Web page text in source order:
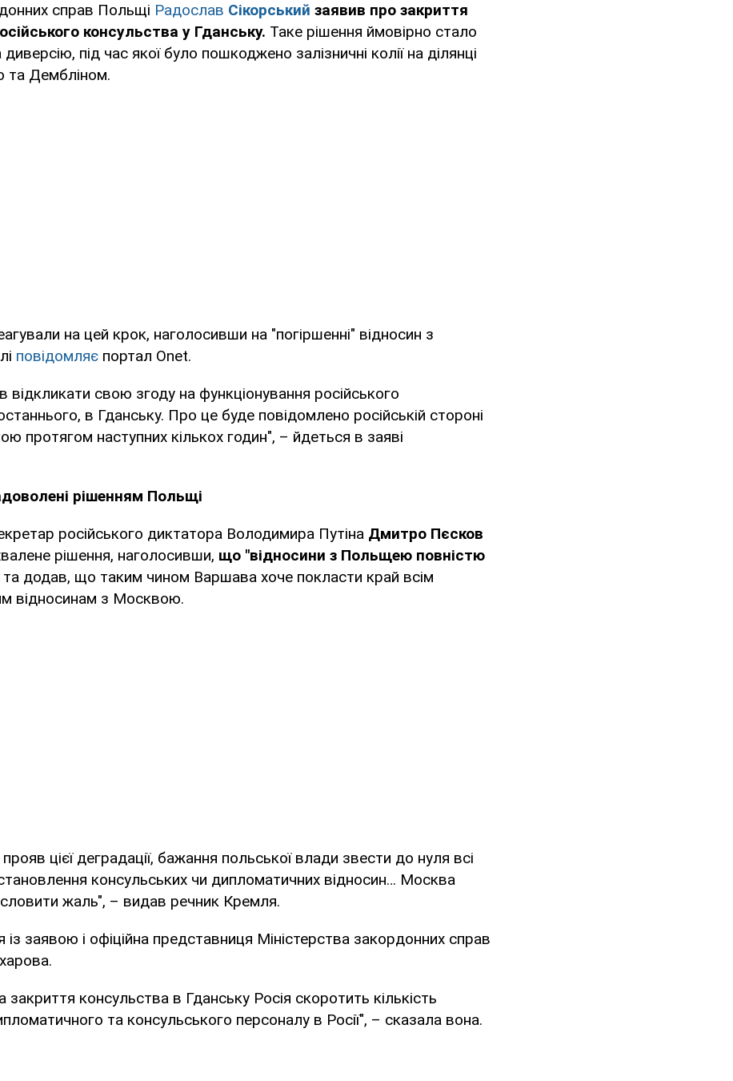
справ Польщі Радослав Сікорський заявив про закриття
консульства у Гданську. Таке рішення ймовірно стало
під час якої було пошкоджено залізничні колії на ділянці
Дембліном.
на цей крок, наголосивши на "погіршенні" відносин з
повідомляє портал Onet.
відкликати свою згоду на функціонування російського
в Гданську. Про це буде повідомлено російській стороні
протягом наступних кількох годин", – йдеться в заяві
рішенням Польщі
російського диктатора Володимира Путіна Дмитро Пєсков
рішення, наголосивши, що "відносини з Польщею повністю
та додав, що таким чином Варшава хоче покласти край всім
відносинам з Москвою.
цієї деградації, бажання польської влади звести до нуля всі
консульських чи дипломатичних відносин… Москва
жаль", – видав речник Кремля.
із заявою і офіційна представниця Міністерства закордонних справ
закриття консульства в Гданську Росія скоротить кількість
та консульського персоналу в Росії", – сказала вона.